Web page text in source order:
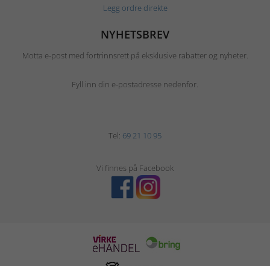
Legg ordre direkte
NYHETSBREV
Motta e-post med fortrinnsrett på eksklusive rabatter og nyheter.
Fyll inn din e-postadresse nedenfor.
Tel: 69 21 10 95
Vi finnes på Facebook